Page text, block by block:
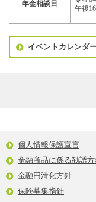
年金相談日
午後
イベントカレンダ
個人情報保護宣言
金融商品に係る勧誘
金融円滑化方針
保険募集指針